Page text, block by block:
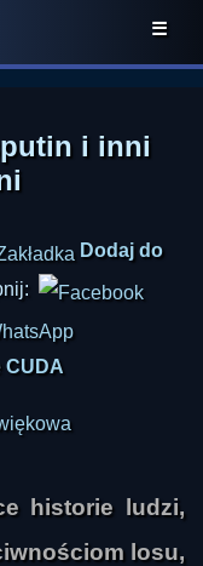
☰
i inni
Dodaj do
CUDA
historie ludzi,
losu,